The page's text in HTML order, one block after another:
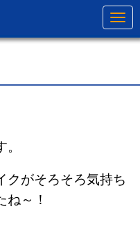
N
a
v
t
クがそろそろ気持ち
～！